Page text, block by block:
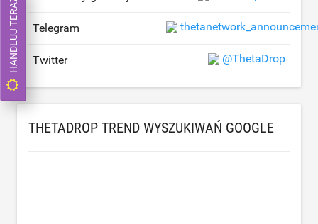
Telegram
Twitter @ThetaDrop
THETADROP TREND WYSZUKIWAŃ GOOGLE
HANDLUJ TERAZ